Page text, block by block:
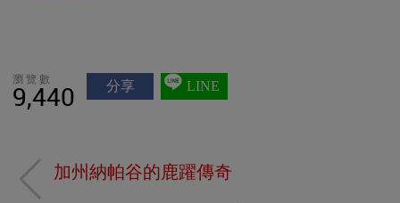
瀏覽數
9,440 分享 LINE
加州納帕谷的鹿躍傳奇